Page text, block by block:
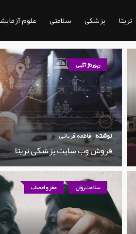
تریتا پزشکی سلامتی علوم
رپورتاژ آگهی
نوشته فاطمه قربانی
فروش وب سایت پزشکی تریتا
سلامت روان مغز و اعصاب